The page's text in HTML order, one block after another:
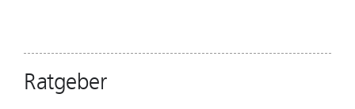
Ratgeber